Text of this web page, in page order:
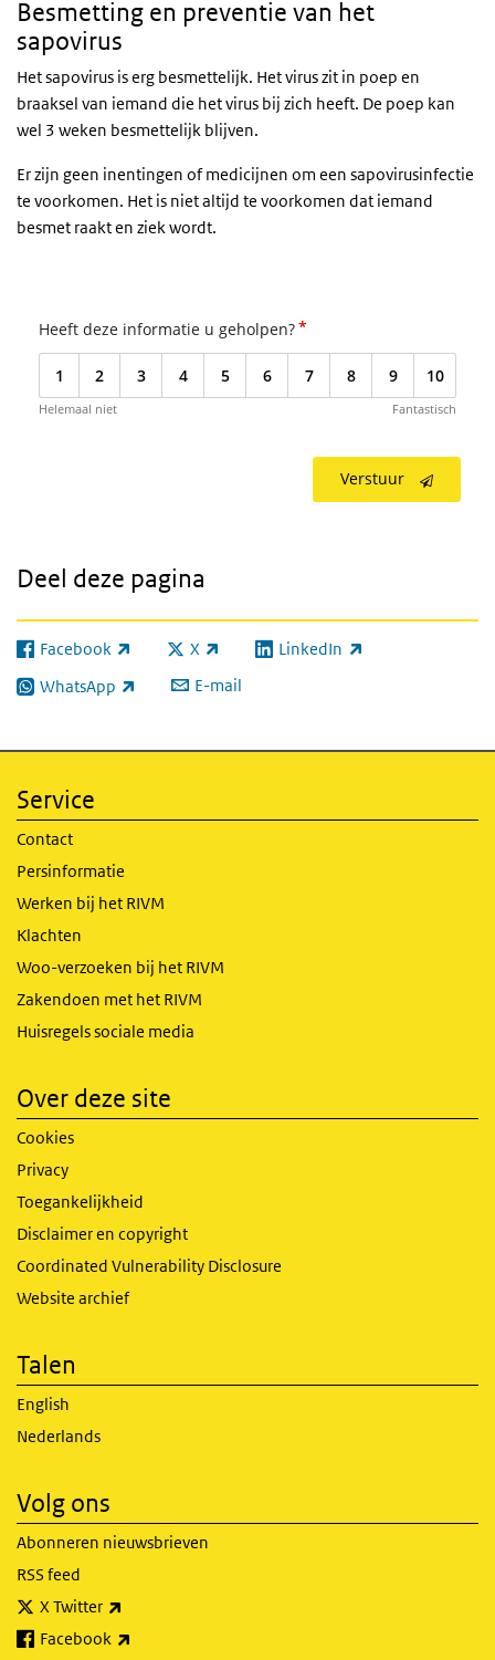
Besmetting en preventie van het
sapovirus
Het sapovirus is erg besmettelijk. Het virus zit in poep en
braaksel van iemand die het virus bij zich heeft. De poep kan
wel 3 weken besmettelijk blijven.
Er zijn geen inentingen of medicijnen om een sapovirusinfectie
te voorkomen. Het is niet altijd te voorkomen dat iemand
besmet raakt en ziek wordt.
Heeft deze informatie u geholpen?*
1 2 3 4 5 6 7 8 9 10
Helemaal niet Fantastisch
Verstuur
Deel deze pagina
Facebook
(externe link) X
(externe link) LinkedIn
(externe link)
WhatsApp
(externe link) E-mail
Service
Contact
Persinformatie
Werken bij het RIVM
Klachten
Woo-verzoeken bij het RIVM
Zakendoen met het RIVM
Huisregels sociale media
Over deze site
Cookies
Privacy
Toegankelijkheid
Disclaimer en copyright
Coordinated Vulnerability Disclosure
Website archief
Talen
English
Nederlands
Volg ons
Abonneren nieuwsbrieven
RSS feed
X Twitter
Facebook